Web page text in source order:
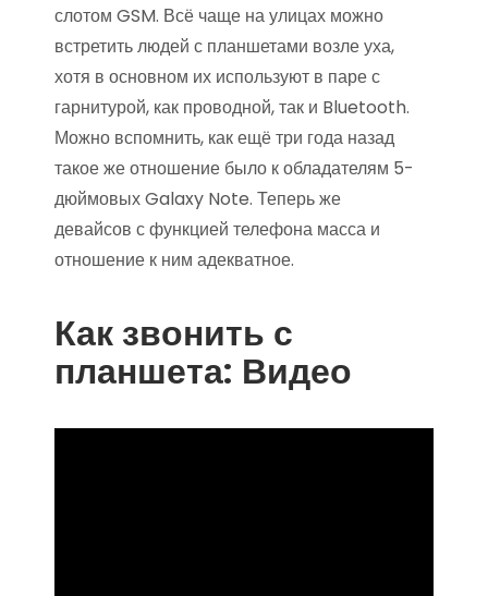
слотом GSM. Всё чаще на улицах можно
встретить людей с планшетами возле уха,
хотя в основном их используют в паре с
гарнитурой, как проводной, так и Bluetooth.
Можно вспомнить, как ещё три года назад
такое же отношение было к обладателям 5-
дюймовых Galaxy Note. Теперь же
девайсов с функцией телефона масса и
отношение к ним адекватное.
Как звонить с
планшета: Видео